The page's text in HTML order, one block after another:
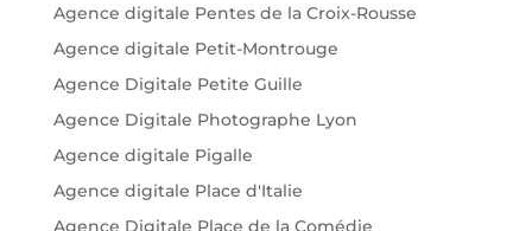
Agence digitale Pentes de la Croix-Rousse
Agence digitale Petit-Montrouge
Agence Digitale Petite Guille
Agence Digitale Photographe Lyon
Agence digitale Pigalle
Agence digitale Place d'Italie
Agence Digitale Place de la Comédie